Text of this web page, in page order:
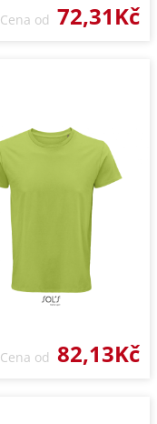
Cena od 72,31Kč
Cena od 82,13Kč